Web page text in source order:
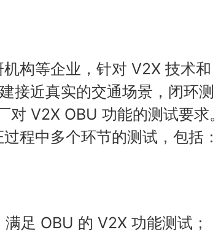
构等企业，针对 V2X 技术和
接近真实的交通场景，闭环测
V2X OBU 功能的测试要求。
程中多个环节的测试，包括：
足 OBU 的 V2X 功能测试；